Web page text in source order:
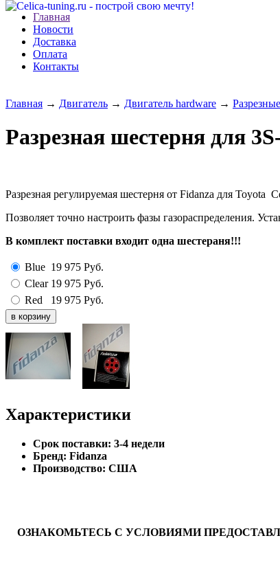
Главная
Новости
Доставка
Оплата
Контакты
Главная → Двигатель → Двигатель hardware →
Разрезная шестерня для
Разрезная регулируемая шестерня от Fidanza для Toyota
Позволяет точно настроить фазы газораспределения.
В комплект поставки входит одна шестераня!!!
Blue 19 975 Руб.
Clear 19 975 Руб.
Red
19 975 Руб.
Характеристики
Cрок поставки: 3-4 недели
Бренд: Fidanza
Производство: США
ОЗНАКОМЬТЕСЬ С УСЛОВИЯМИ